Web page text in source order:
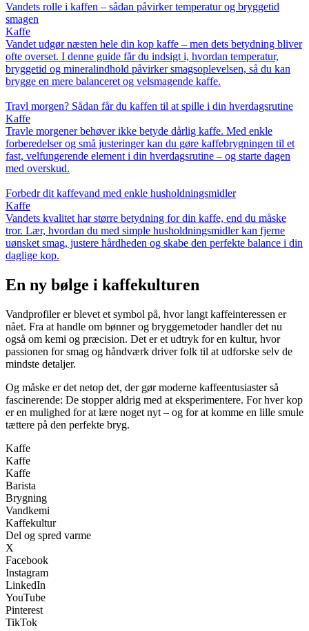
Vandets rolle i kaffen – sådan påvirker temperatur og bryggetid
smagen
Kaffe
Vandet udgør næsten hele din kop kaffe – men dets betydning bliver
ofte overset. I denne guide får du indsigt i, hvordan temperatur,
bryggetid og mineralindhold påvirker smagsoplevelsen, så du kan
brygge en mere balanceret og velsmagende kaffe.
Travl morgen? Sådan får du kaffen til at spille i din hverdagsrutine
Kaffe
Travle morgener behøver ikke betyde dårlig kaffe. Med enkle
forberedelser og små justeringer kan du gøre kaffebrygningen til et
fast, velfungerende element i din hverdagsrutine – og starte dagen
med overskud.
Forbedr dit kaffevand med enkle husholdningsmidler
Kaffe
Vandets kvalitet har større betydning for din kaffe, end du måske
tror. Lær, hvordan du med simple husholdningsmidler kan fjerne
uønsket smag, justere hårdheden og skabe den perfekte balance i din
daglige kop.
En ny bølge i kaffekulturen
Vandprofiler er blevet et symbol på, hvor langt kaffeinteressen er
nået. Fra at handle om bønner og bryggemetoder handler det nu
også om kemi og præcision. Det er et udtryk for en kultur, hvor
passionen for smag og håndværk driver folk til at udforske selv de
mindste detaljer.
Og måske er det netop det, der gør moderne kaffeentusiaster så
fascinerende: De stopper aldrig med at eksperimentere. For hver kop
er en mulighed for at lære noget nyt – og for at komme en lille smule
tættere på den perfekte bryg.
Kaffe
Kaffe
Kaffe
Barista
Brygning
Vandkemi
Kaffekultur
Del og spred varme
X
Facebook
Instagram
LinkedIn
YouTube
Pinterest
TikTok